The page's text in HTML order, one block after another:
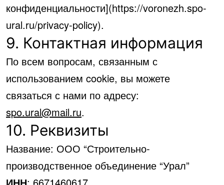
конфиденциальности](https://voronezh.spo-
ural.ru/privacy-policy).
9. Контактная информация
По всем вопросам, связанным с
использованием cookie, вы можете
связаться с нами по адресу:
spo.ural@mail.ru.
10. Реквизиты
Название: ООО “Строительно-
производственное объединение “Урал”